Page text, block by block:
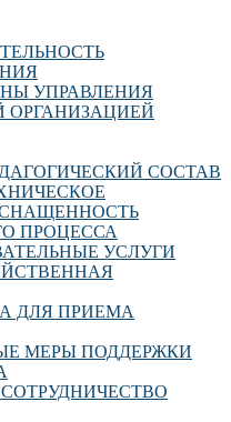
УПРАВЛЕНИЯ
ОРГАНИЗАЦИЕЙ
СОСТАВ
ПРОЦЕССА
УСЛУГИ
ДЛЯ ПРИЕМА
МЕРЫ ПОДДЕРЖКИ